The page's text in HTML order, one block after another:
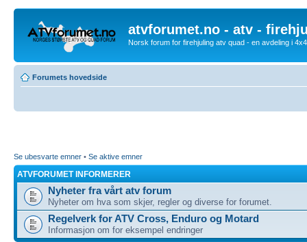
atvforumet.no - atv -
Norsk forum for firehjuling atv quad - en avdeling i
Forumets hovedside
Se ubesvarte emner • Se aktive emner
ATVFORUMET INFORMERER
Nyheter fra vårt atv forum
Nyheter om hva som skjer, regler og diverse for forumet.
Regelverk for ATV Cross, Enduro og Motard
Informasjon om for eksempel endringer